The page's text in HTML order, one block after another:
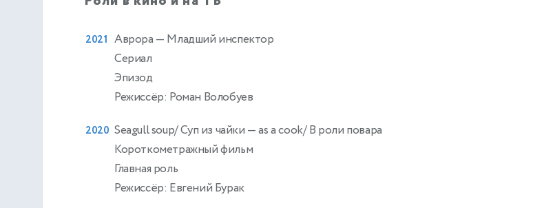
2021 Аврора — Младший инспектор
Сериал
Эпизод
Режиссёр: Роман Волобуев
2020 Seagull soup/ Суп из чайки — as a cook/ В роли повара
Короткометражный фильм
Главная роль
Режиссёр: Евгений Бурак